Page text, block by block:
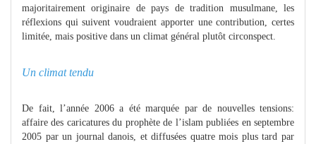
majoritairement originaire de pays de tradition musulmane, les
réflexions qui suivent voudraient apporter une contribution, certes
limitée, mais positive dans un climat général plutôt circonspect.
Un climat tendu
De fait, l’année 2006 a été marquée par de nouvelles tensions:
affaire des caricatures du prophète de l’islam publiées en septembre
2005 par un journal danois, et diffusées quatre mois plus tard par